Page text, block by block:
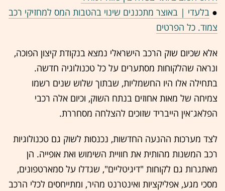
● בלעדי | באוצר מתכננים שינוי בהטבות המס למחזיקי רכב
צמוד. כל הפרטים
אלא שכיום שוק הרכב הישראלי נמצא בנקודת קיצון הפוכה,
ונראה שהלקוחות מסתערים על כל טכנולוגיה חדשה.
בתחילה אלו היו החשמליות, שבתוך שלוש שנים רשמו
צמיחה של מאות אחוזים בנתח השוק, וכיום אלה רכבי
הפלאג־אין הייבריד שזוכים להצלחה מסחררת.
לצד מערכות ההנעה החדשות, נכנסות לשוק גם טכנולוגיות
רכב המשנות מהותית את חוויית השימוש ואת אופייה. הן
מאתגרות גם לקוחות "דיגיטליים", שגדלו על סמארטפונים,
מסכי מגע, אפליקציות ואינטרנט מהיר, ומתייחסים לכלי הרכב